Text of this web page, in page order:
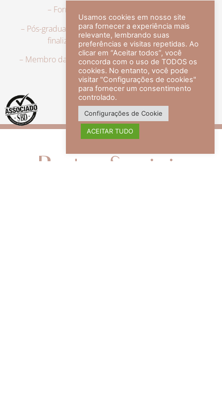
– Formação em Medicina pela UFRJ.
– Pós-graduação em Dermatologia pela UFRJ, tendo
finalizado a especialização em 2007.
– Membro da Sociedade Brasileira de Dermatologia,
com título de especialista.
veja mais +
Redes Sociais
Usamos cookies em nosso site
para fornecer a experiência mais
relevante, lembrando suas
preferências e visitas repetidas. Ao
clicar em “Aceitar todos”, você
concorda com o uso de TODOS os
cookies. No entanto, você pode
visitar "Configurações de cookies"
para fornecer um consentimento
controlado.
Configurações de Cookie
ACEITAR TUDO